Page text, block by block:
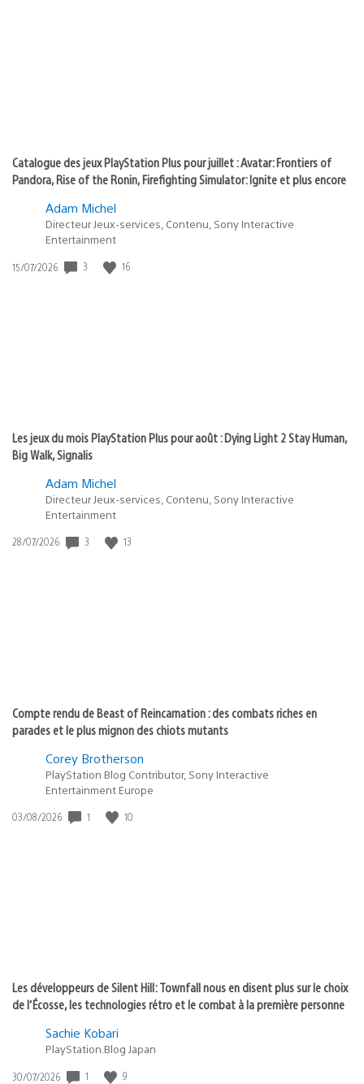
Catalogue des jeux PlayStation Plus pour juillet : Avatar: Frontiers of
Pandora, Rise of the Ronin, Firefighting Simulator: Ignite et plus encore
Adam Michel
Directeur Jeux-services, Contenu, Sony Interactive
Entertainment
Date
15/07/2026 3 16
Les jeux du mois PlayStation Plus pour août : Dying Light 2 Stay Human,
Big Walk, Signalis
Adam Michel
Directeur Jeux-services, Contenu, Sony Interactive
Entertainment
Date
28/07/2026 3 13
Compte rendu de Beast of Reincarnation : des combats riches en
parades et le plus mignon des chiots mutants
Corey Brotherson
PlayStation Blog Contributor, Sony Interactive
Entertainment Europe
Date
03/08/2026 1 10
Les développeurs de Silent Hill: Townfall nous en disent plus sur le choix
de l’Écosse, les technologies rétro et le combat à la première personne
Sachie Kobari
PlayStation.Blog Japan
Date
30/07/2026 1 9